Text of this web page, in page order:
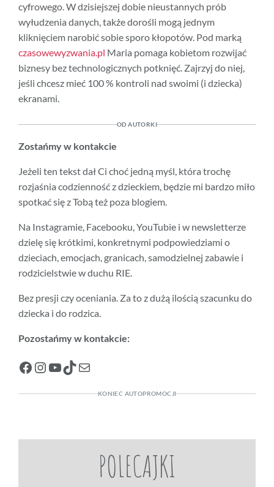
cyfrowego. W dzisiejszej dobie nieustannych prób
wyłudzenia danych, także dorośli mogą jednym
kliknięciem narobić sobie sporo kłopotów. Pod marką
czasowewyzwania.pl Maria pomaga kobietom rozwijać
biznesy bez technologicznych potknięć. Zajrzyj do niej,
jeśli chcesz mieć 100 % kontroli nad swoimi (i dziecka)
ekranami.
OD AUTORKI
Zostańmy w kontakcie
Jeżeli ten tekst dał Ci choć jedną myśl, która trochę
rozjaśnia codzienność z dzieckiem, będzie mi bardzo miło
spotkać się z Tobą też poza blogiem.
Na Instagramie, Facebooku, YouTubie i w newsletterze
dzielę się krótkimi, konkretnymi podpowiedziami o
dzieciach, emocjach, granicach, samodzielnej zabawie i
rodzicielstwie w duchu RIE.
Bez presji czy oceniania. Za to z dużą ilością szacunku do
dziecka i do rodzica.
Pozostańmy w kontakcie:
Facebook
Instagram
YouTube
TikTok
Mail
KONIEC AUTOPROMOCJI
POLECAJKI